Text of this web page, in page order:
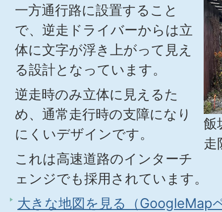
飯
走
一方通行路に設置すること
で、逆走ドライバーからは立
体に文字が浮き上がって見え
る設計となっています。
逆走時のみ立体に見えるた
め、通常走行時の支障になり
にくいデザインです。
これは高速道路のインターチ
ェンジでも採用されています。
大きな地図を見る（GoogleMap